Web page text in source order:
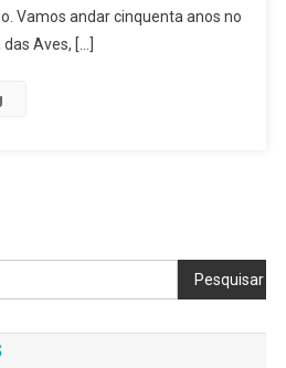
De
Vamos andar cinquenta anos no
Aves, […]
Pesquisar